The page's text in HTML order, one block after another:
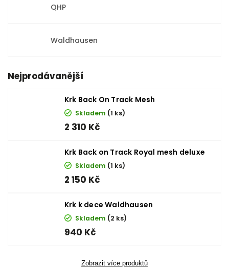
QHP
Waldhausen
Nejprodávanější
Krk Back On Track Mesh
Skladem (1 ks)
2 310 Kč
Krk Back on Track Royal mesh deluxe
Skladem (1 ks)
2 150 Kč
Krk k dece Waldhausen
Skladem (2 ks)
940 Kč
Zobrazit více produktů